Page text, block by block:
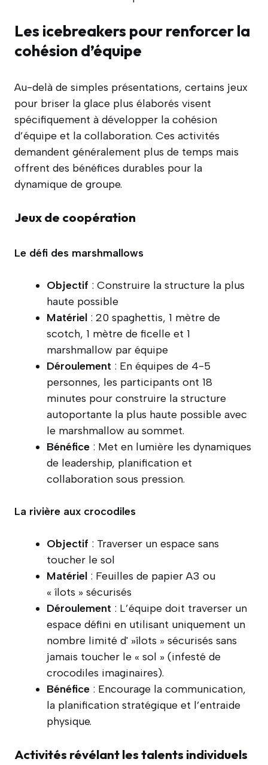
Les icebreakers pour renforcer la
cohésion d’équipe
Au-delà de simples présentations, certains jeux
pour briser la glace plus élaborés visent
spécifiquement à développer la cohésion
d’équipe et la collaboration. Ces activités
demandent généralement plus de temps mais
offrent des bénéfices durables pour la
dynamique de groupe.
Jeux de coopération
Le défi des marshmallows
Objectif : Construire la structure la plus
haute possible
Matériel : 20 spaghettis, 1 mètre de
scotch, 1 mètre de ficelle et 1
marshmallow par équipe
Déroulement : En équipes de 4-5
personnes, les participants ont 18
minutes pour construire la structure
autoportante la plus haute possible avec
le marshmallow au sommet.
Bénéfice : Met en lumière les dynamiques
de leadership, planification et
collaboration sous pression.
La rivière aux crocodiles
Objectif : Traverser un espace sans
toucher le sol
Matériel : Feuilles de papier A3 ou
« îlots » sécurisés
Déroulement : L’équipe doit traverser un
espace défini en utilisant uniquement un
nombre limité d' »îlots » sécurisés sans
jamais toucher le « sol » (infesté de
crocodiles imaginaires).
Bénéfice : Encourage la communication,
la planification stratégique et l’entraide
physique.
Activités révélant les talents individuels